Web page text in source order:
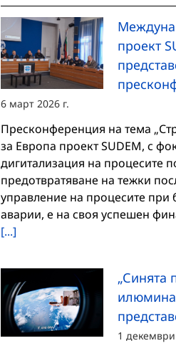
проект
6 март 2026 г.
Пресконференция на тема
за Европа проект SUDEM, с
дигитализация на процесите
предотвратяване на тежки
управление на процесите при
аварии, е на своя успешен
[...]
„Синята
1 декември